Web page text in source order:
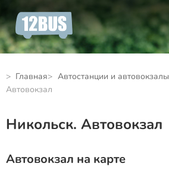
Главная Автостанции и автовокзалы
Автовокзал
Никольск. Автовокзал
Автовокзал на карте